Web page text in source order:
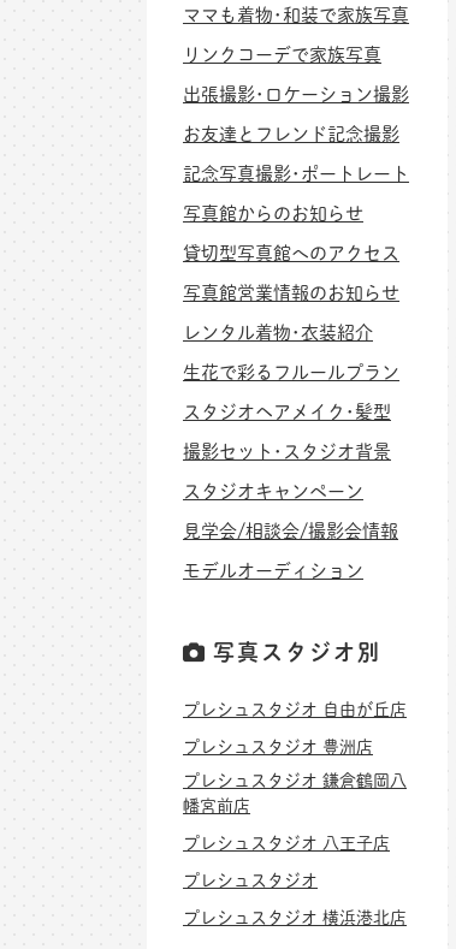
ママも着物･和装で家族写真
リンクコーデで家族写真
出張撮影･ロケーション撮影
お友達とフレンド記念撮影
記念写真撮影･ポートレート
写真館からのお知らせ
貸切型写真館へのアクセス
写真館営業情報のお知らせ
レンタル着物･衣装紹介
生花で彩るフルールプラン
スタジオヘアメイク･髪型
撮影セット･スタジオ背景
スタジオキャンペーン
見学会/相談会/撮影会情報
モデルオーディション
写真スタジオ別
プレシュスタジオ 自由が丘店
プレシュスタジオ 豊洲店
プレシュスタジオ 鎌倉鶴岡八
幡宮前店
プレシュスタジオ 八王子店
プレシュスタジオ
プレシュスタジオ 横浜港北店